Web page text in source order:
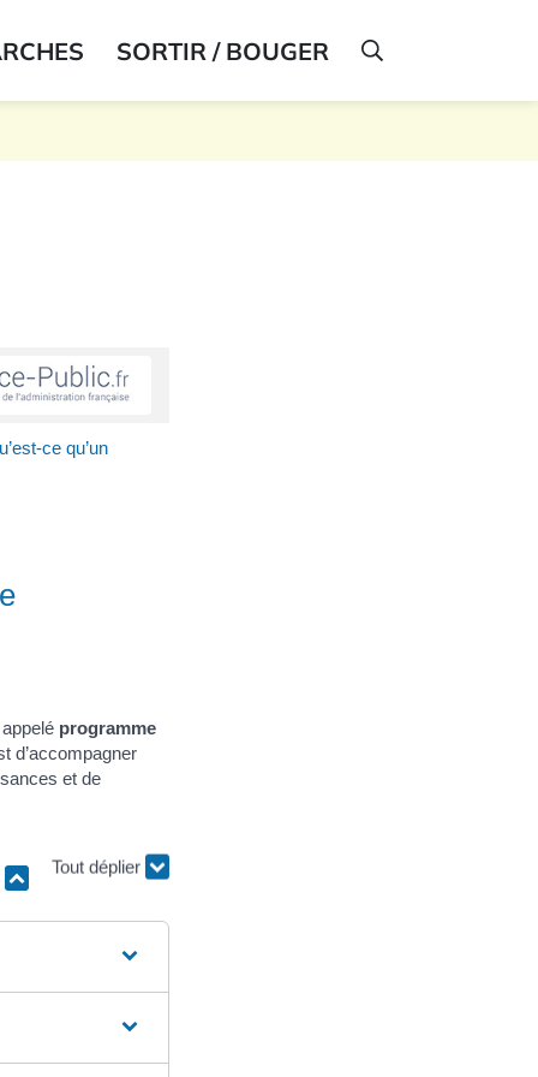
SORTIR / BOUGER AFFICHER LA
ce qu’un
programme
d’accompagner
et de
Tout déplier